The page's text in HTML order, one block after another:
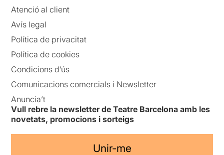
Atenció al client
Avís legal
Política de privacitat
Política de cookies
Condicions d’ús
Comunicacions comercials i Newsletter
Anuncia’t
Vull rebre la newsletter de Teatre Barcelona amb les
novetats, promocions i sorteigs
Unir-me